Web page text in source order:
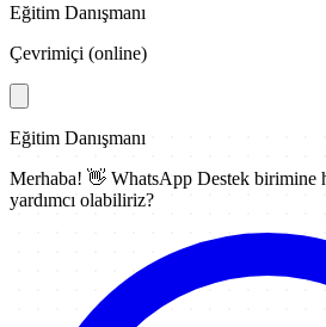
Eğitim Danışmanı
Çevrimiçi (online)
Eğitim Danışmanı
Merhaba! 👋 WhatsApp Destek birimine
yardımcı olabiliriz?